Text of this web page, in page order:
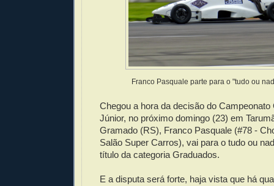
Franco Pasquale parte para o "tudo ou
Chegou a hora da decisão do
Júnior, no próximo domingo (23) em
Gramado (RS), Franco Pasquale (#78 -
Salão Super Carros), vai para o tudo ou
título da categoria Graduados.
E a disputa será forte, haja vista que há